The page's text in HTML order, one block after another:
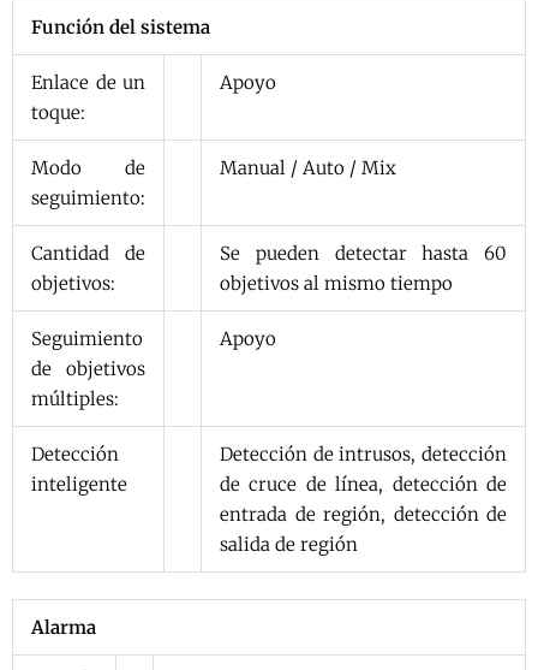
Función del sistema
Enlace de un
toque:
Apoyo
Modo de
seguimiento:
Manual / Auto / Mix
Cantidad de
objetivos:
Se pueden detectar hasta 60
objetivos al mismo tiempo
Seguimiento
de objetivos
múltiples:
Apoyo
Detección
inteligente
Detección de intrusos, detección
de cruce de línea, detección de
entrada de región, detección de
salida de región
Alarma